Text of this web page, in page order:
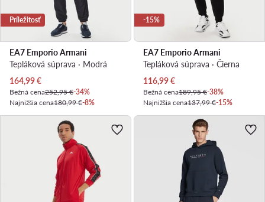
Príležitosť
EA7 Emporio Armani
Tepláková súprava · Modrá
Aktuálna cena
164,99€
Bežná cena252,95 €-34%
Najnižšia cena180,99 €-8%
-15%
EA7 Emporio Armani
Tepláková súprava · Čierna
Aktuálna cena
116,99€
Bežná cena189,95 €-38%
Najnižšia cena137,99 €-15%